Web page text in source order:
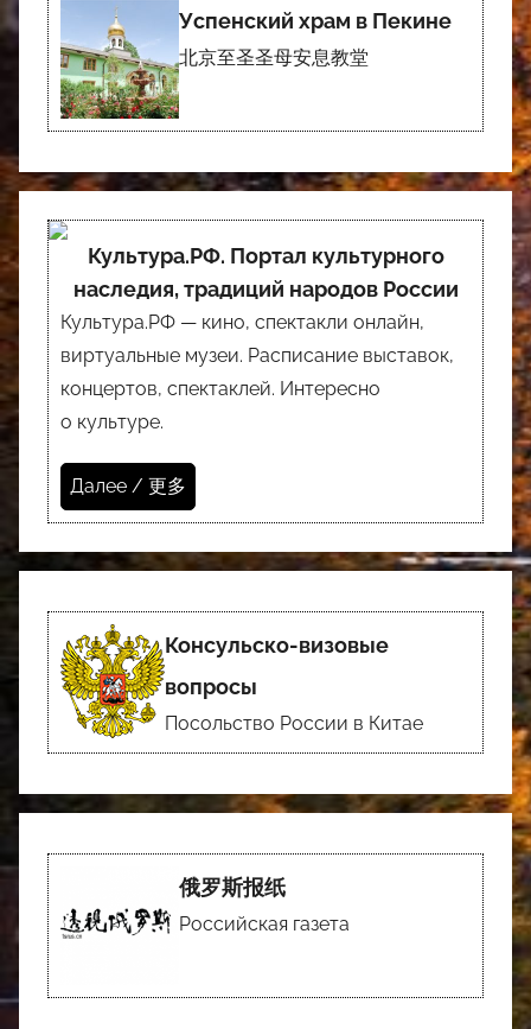
Успенский храм в Пекине
北京至圣圣母安息教堂
Культура.РФ. Портал культурного
наследия, традиций народов России
Культура.РФ — кино, спектакли онлайн,
виртуальные музеи. Расписание выставок,
концертов, спектаклей. Интересно
о культуре.
Далее / 更多
Консульско-визовые
вопросы
Посольство России в Китае
俄罗斯报纸
Российская газета